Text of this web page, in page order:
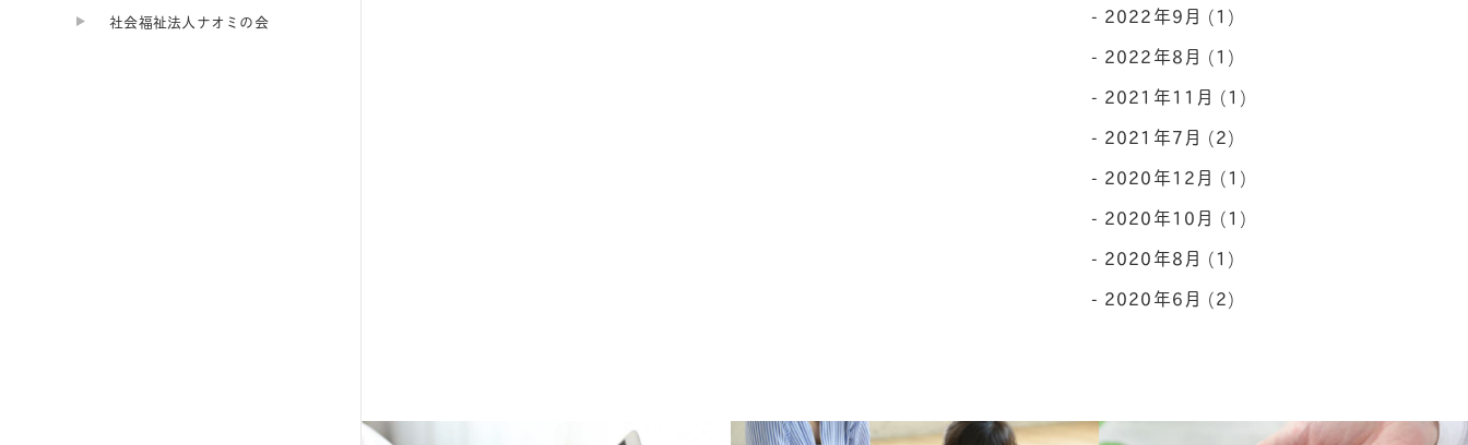
2022年9月 (1)
2022年8月 (1)
2021年11月 (1)
2021年7月 (2)
2020年12月 (1)
2020年10月 (1)
2020年8月 (1)
2020年6月 (2)
社会福祉法人ナオミの会